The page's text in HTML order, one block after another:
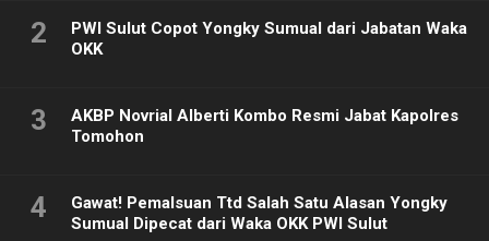
2
PWI Sulut Copot Yongky Sumual dari Jabatan Waka
OKK
3
AKBP Novrial Alberti Kombo Resmi Jabat Kapolres
Tomohon
4
Gawat! Pemalsuan Ttd Salah Satu Alasan Yongky
Sumual Dipecat dari Waka OKK PWI Sulut